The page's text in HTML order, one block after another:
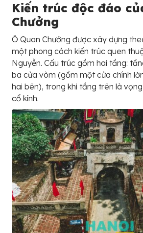
Kiến trúc độc đáo
Chưởng
Ô Quan Chưởng được xây dựng
một phong cách kiến trúc quen
Nguyễn. Cấu trúc gồm hai tầng:
ba cửa vòm (gồm một cửa chính
hai bên), trong khi tầng trên là
cổ kính.